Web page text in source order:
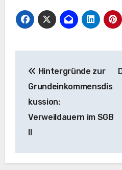
Hintergründe zur
Grundeinkommensdis
kussion:
Verweildauern im SGB
II